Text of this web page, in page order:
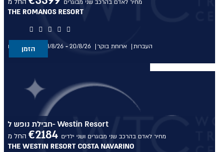
מלונות יוקרה בקוסטה נברינו
מלונות יוקרה במיקונוס
מלונות יוקרה במיקונוס
מלונות יוקרה בסנטוריני
מלונות יוקרה בחלקידיקי
מלונות יוקרה בחלקידיקי
מחיר לאדם בהרכב שני מבוגרים
הזמן
THE ROMANOS RESORT
13/8/26 -20/8/26 ארוחת בוקר העברות
חבילת נופש ל- Westin Resort
החל מ €2184 מחיר לאדם בהרכב שני מבוגרים ושני ילדים
THE WESTIN RESORT COSTA NAVARINO